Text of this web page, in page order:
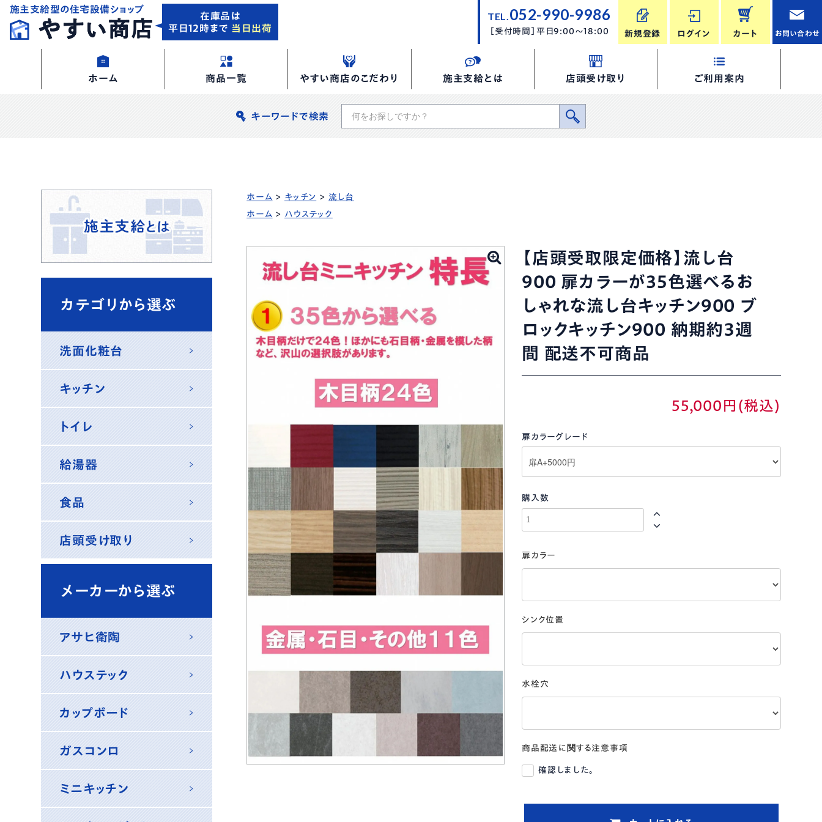
施主支給型の住宅設備ショップ
在庫品は
平日12時まで 当日出荷
TEL.052-990-9986
［受付時間］平日9:00～18:00 新規登録 ログイン カート お問い合わせ
ホーム 商品一覧 やすい商店のこだわり 施主支給とは 店頭受け取り ご利用案内
キーワードで検索
ホーム > キッチン > 流し台
ホーム > ハウステック
【店頭受取限定価格】流し台
900 扉カラーが35色選べるお
しゃれな流し台キッチン900 ブ
ロックキッチン900 納期約３週
間 配送不可商品
55,000円(税込)
扉カラーグレード
購入数
扉カラー
シンク位置
水栓穴
商品配送に関する注意事項
確認しました。
カテゴリから選ぶ
洗面化粧台
キッチン
トイレ
給湯器
食品
店頭受け取り
メーカーから選ぶ
アサヒ衛陶
ハウステック
カップボード
ガスコンロ
ミニキッチン